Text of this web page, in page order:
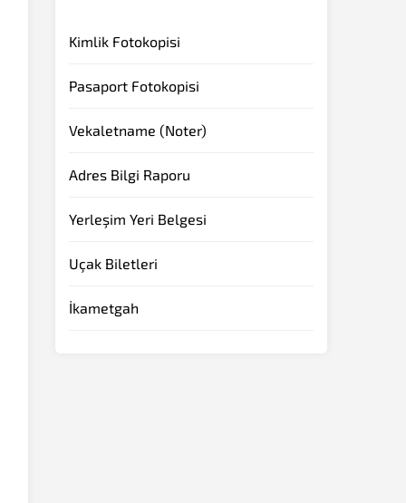
Kimlik Fotokopisi
Pasaport Fotokopisi
Vekaletname (Noter)
Adres Bilgi Raporu
Yerleşim Yeri Belgesi
Uçak Biletleri
İkametgah